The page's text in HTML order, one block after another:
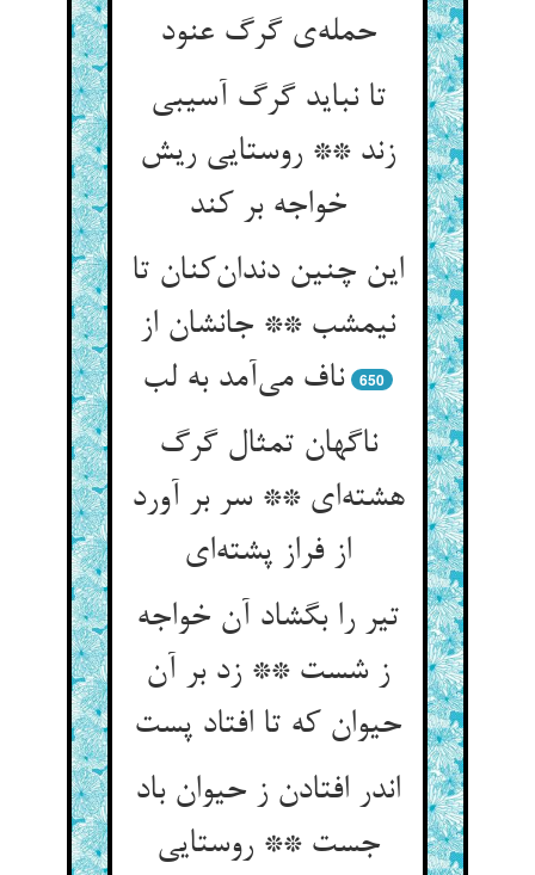
حمله‌ی گرگ عنود
تا نباید گرگ آسیبی
زند ** روستایی ریش
خواجه بر کند
این چنین دندان‌کنان تا
نیمشب ** جانشان از
ناف می‌آمد به لب
650
ناگهان تمثال گرگ
هشته‌ای ** سر بر آورد
از فراز پشته‌ای
تیر را بگشاد آن خواجه
ز شست ** زد بر آن
حیوان که تا افتاد پست
اندر افتادن ز حیوان باد
جست ** روستایی